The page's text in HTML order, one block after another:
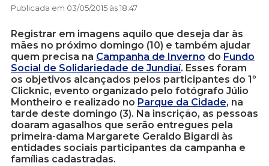
Publicada em 03/05/2015 às 18:47
Registrar em imagens aquilo que deseja dar às
mães no próximo domingo (10) e também ajudar
quem precisa na Campanha de Inverno do Fundo
Social de Solidariedade de Jundiaí. Esses foram
os objetivos alcançados pelos participantes do 1º
Clicknic, evento organizado pelo fotógrafo Júlio
Montheiro e realizado no Parque da Cidade, na
tarde deste domingo (3). Na inscrição, as pessoas
doaram agasalhos que serão entregues pela
primeira-dama Margarete Geraldo Bigardi às
entidades sociais participantes da campanha e
famílias cadastradas.